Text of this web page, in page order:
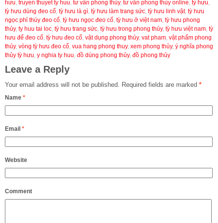
hưu truyen thuyet ty huu tư vấn phong thủy, tư vấn phong thủy online tỳ hưu
tỳ hưu dùng đeo cổ tỳ hưu là gì tỳ hưu làm trang sức tỳ hưu linh vật, tỳ hưu
ngọc phỉ thúy đeo cổ tỳ hưu ngọc đeo cổ tỳ hưu ở việt nam tỳ hưu phong
thủy, ty huu tai loc tỳ hưu trang sức tỳ hưu trong phong thủy, tỳ hưu việt nam tỳ
hưu để đeo cổ tỳ hưu đeo cổ vật dụng phong thủy, vat pham vật phẩm phong
thủy, vòng tỳ hưu đeo cổ vua hang phong thuy, xem phong thủy, ý nghĩa phong
thủy tỳ hưu y nghia ty huu đồ dùng phong thủy, đồ phong thủy
Leave a Reply
Your email address will not be published. Required fields are marked *
Name *
Email *
Website
Comment